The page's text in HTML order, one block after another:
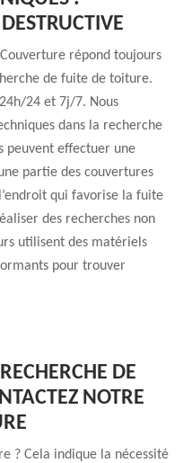
répond toujours
de fuite de toiture.
24 et 7j/7. Nous
dans la recherche
peuvent effectuer une
partie des couvertures
qui favorise la fuite
des recherches non
utilisent des matériels
pour trouver
DE
NOTRE
? Cela indique la nécessité